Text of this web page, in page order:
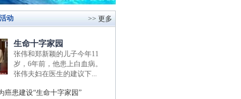
动 >> 更多
生命十字家园
张伟和郑新颖的儿子今年11
岁，6年前，他患上白血病。
张伟夫妇在医生的建议下...
癌患建设“生命十字家园”